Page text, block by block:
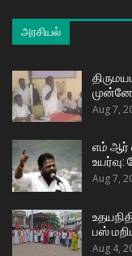
அரசியல்
Aug 7,
எம் ஆர்
உயர்வு:
Aug 7,
பஸ்
Aug 4,